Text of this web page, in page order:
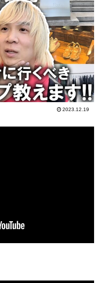
2023.12.19